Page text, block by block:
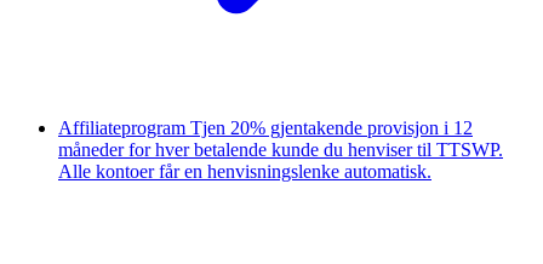
Affiliateprogram Tjen 20% gjentakende provisjon i 12
måneder for hver betalende kunde du henviser til TTSWP.
Alle kontoer får en henvisningslenke automatisk.